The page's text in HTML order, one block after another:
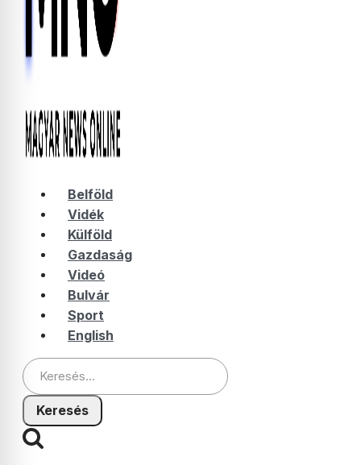
Belföld
Vidék
Külföld
Gazdaság
Videó
Bulvár
Sport
English
Keresés: